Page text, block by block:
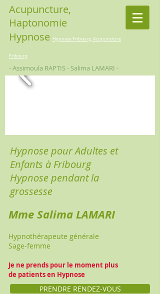
Acupuncture,
Haptonomie
Hypnose Hypnose Fribourg, Acupuncture
Fribourg
- Assimoula RAPTIS - Salima LAMARI -
Hypnose pour Adultes et
Enfants à Fribourg
Hypnose pendant la
grossesse
Mme Salima LAMARI
Hypnothérapeute générale
Sage-femme
Je ne prends pour le moment plus
de patients en Hypnose
PRENDRE RENDEZ-VOUS